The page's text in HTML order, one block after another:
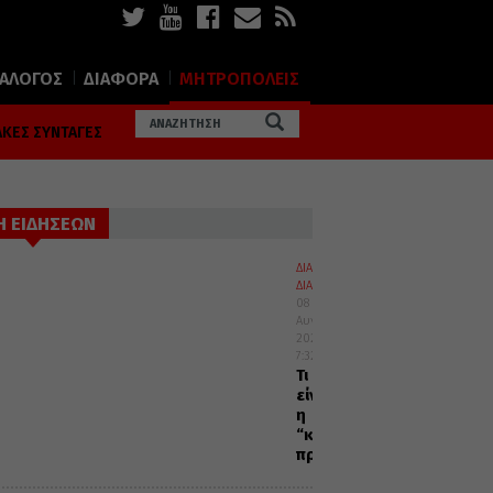
ΔΙΑΦΟΡΑ ΜΗΤΡΟΠΟΛΕΙΣ
ΣΥΝΤΑΓΕΣ
ΕΙΔΗΣΕΩΝ
ΔΙΑΛΟΓΟΣ
ΔΙΑΦΟΡΑ
08
Αυγούστου
2026
7:32
Τι
είναι
η
“καρδιακή”
προσευχή